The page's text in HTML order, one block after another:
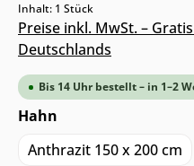
Inhalt: 1 Stück
Preise inkl. MwSt. –
Deutschlands
Bis 14 Uhr bestellt – in 1–2
Hahn
Anthrazit 150 x 200 cm